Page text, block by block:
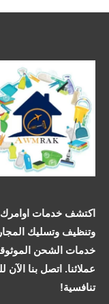
اكتشف خدمات اوامرك
وتنظيف وتسليك
خدمات الشحن
عملائنا. اتصل بنا
تنافسية!